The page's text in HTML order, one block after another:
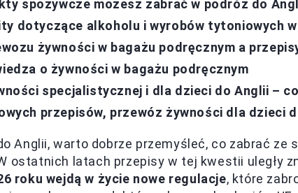
spożywcze możesz zabrać w podróż do
dotyczące alkoholu i wyrobów tytoniowych
żywności w bagażu podręcznym a
o żywności w bagażu podręcznym
specjalistycznej i dla dzieci do Anglii –
przepisów, przewóz żywności dla dzieci
Anglii, warto dobrze przemyśleć, co zabrać ze
ostatnich latach przepisy w tej kwestii uległy
roku wejdą w życie nowe regulacje, które